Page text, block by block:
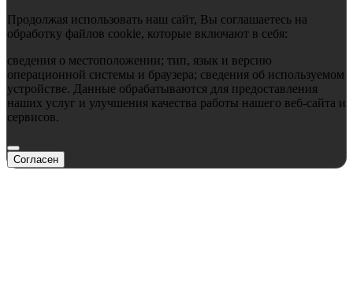
Продолжая использовать наш сайт, Вы соглашаетесь на
обработку файлов cookie, которые включают в себя:
сведения о местоположении; тип, язык и версию
операционной системы и браузера; сведения об используемом
устройстве. Данные обрабатываются для предоставления
наших услуг и улучшения качества работы нашего веб-сайта и
сервисов.
Согласен